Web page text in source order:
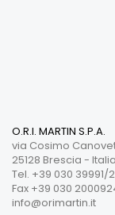
O.R.I. MARTIN S.P.A.
via Cosimo
25128 Brescia - Italia
Tel. +39 030 39991/
Fax +39 030
info@orimartin.it